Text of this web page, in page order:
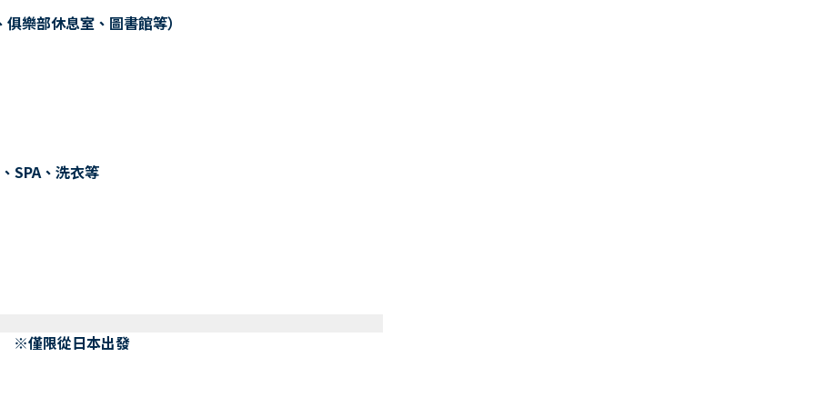
樂部休息室、圖書館等）
SPA、洗衣等
※僅限從日本出發